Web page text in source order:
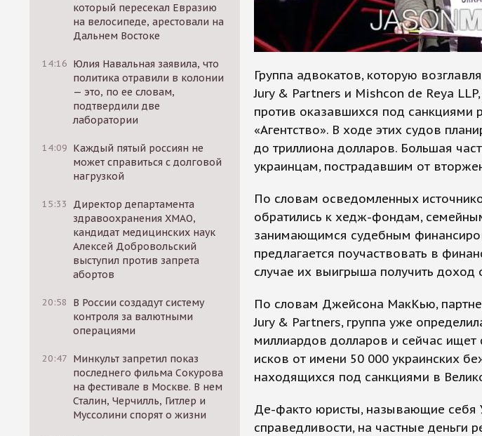
который пересекал Евразию
на велосипеде, арестовали на
Дальнем Востоке
14:16 Юлия Навальная заявила, что
политика отравили в колонии
— это, по ее словам,
подтвердили две
лаборатории
14:09 Каждый пятый россиян не
может справиться с долговой
нагрузкой
15:33
Директор департамента
здравоохранения ХМАО,
кандидат медицинских наук
Алексей Добровольский
выступил против запрета
абортов
20:58
В России создадут систему
контроля за валютными
операциями
20:47 Минкульт запретил показ
последнего фильма Сокурова
на фестивале в Москве. В нем
Сталин, Черчилль, Гитлер и
Муссолини спорят о жизни
Группа адвокатов, которую
Jury & Partners и Mishcon de Reya
против оказавшихся под санкциями
«Агентство». В ходе этих судов
до триллиона долларов. Большая
украинцам, пострадавшим от
По словам осведомленных
обратились к хедж-фондам,
занимающимся судебным
предлагается поучаствовать в
случае их выигрыша получить доход
По словам Джейсона МакКью,
Jury & Partners, группа уже
миллиардов долларов и сейчас
исков от имени 50 000 украинских
находящихся под санкциями в
Де-факто юристы, называющие себя
справедливости, на частные деньги